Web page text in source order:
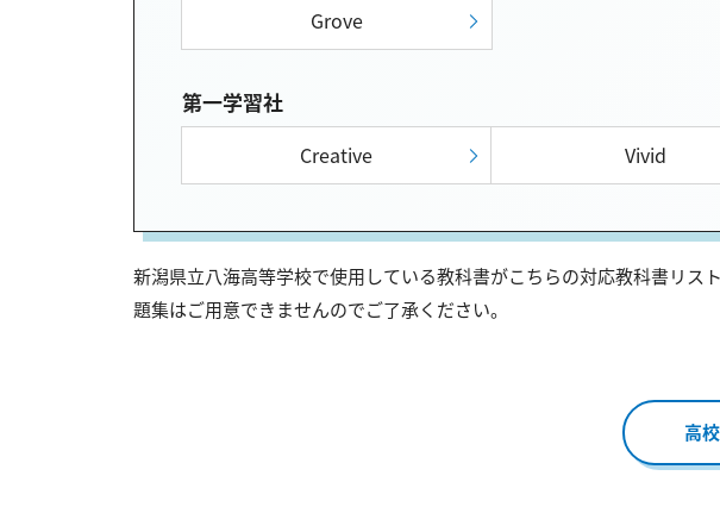
Grove
第一学習社
Creative Vivid
新潟県立八海高等学校で使用している教科書がこちらの対応教科書リ
題集はご用意できませんのでご了承ください。
高